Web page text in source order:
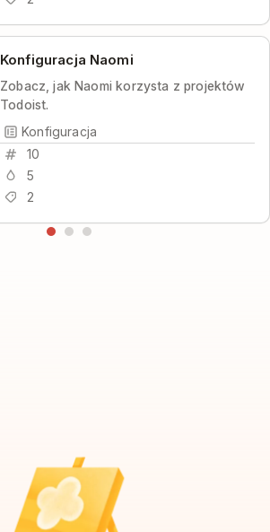
Konfiguracja Naomi
Zobacz, jak Naomi korzysta z projektów
Todoist.
Konfiguracja
10
5
2